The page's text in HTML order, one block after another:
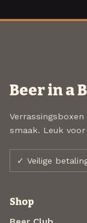
Beer in a
smaak. Leuk voor
✓ Veilige
Shop